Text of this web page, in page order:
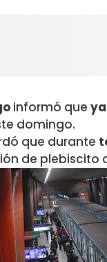
informó que
domingo.
que durante
de